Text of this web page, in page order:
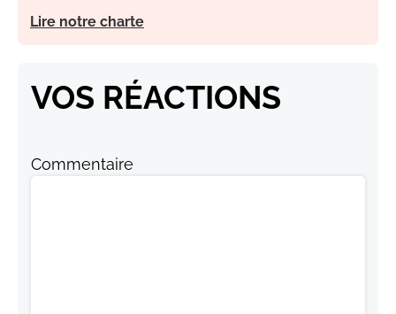
Lire notre charte
VOS RÉACTIONS
Commentaire